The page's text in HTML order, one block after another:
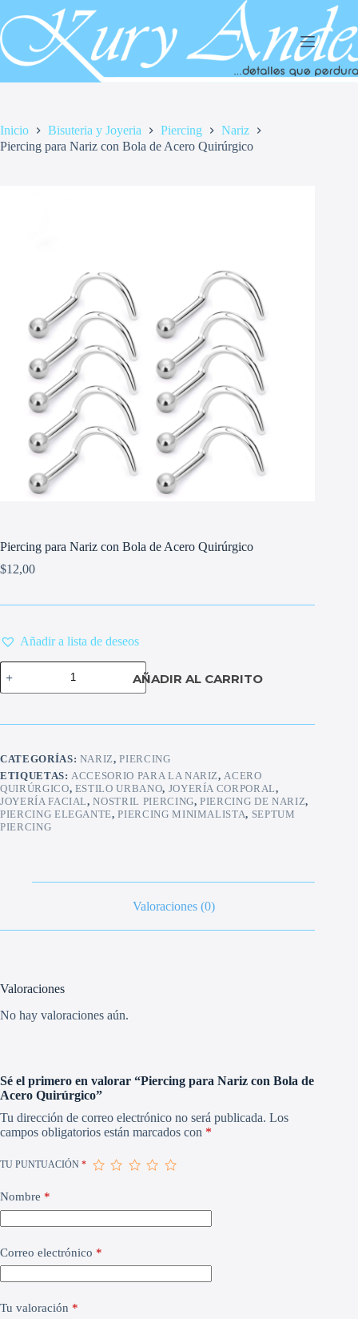
al
contenido
Inicio Bisuteria y Joyeria Piercing
Nariz
Piercing para Nariz con Bola de Acero Quirúrgico
Piercing para Nariz con Bola de Acero Quirúrgico
$12,00
Añadir a lista de deseos
Piercing
para
Nariz
Bola
Quirúrgico
cantidad
AÑADIR AL CARRITO
CATEGORÍAS: NARIZ,PIERCING
ETIQUETAS: ACCESORIO PARA LA NARIZ, ACERO
QUIRÚRGICO, ESTILO URBANO, JOYERÍA CORPORAL,
JOYERÍA FACIAL,NOSTRIL PIERCING,PIERCING DE NARIZ,
PIERCING ELEGANTE,PIERCING MINIMALISTA, SEPTUM
PIERCING
Valoraciones (0)
Valoraciones
No hay valoraciones aún.
Sé el primero en valorar “Piercing para Nariz con Bola de
Acero Quirúrgico”
Tu dirección de correo electrónico no será publicada. Los
campos obligatorios están marcados con *
TU PUNTUACIÓN *
Nombre *
Correo electrónico *
Tu valoración *